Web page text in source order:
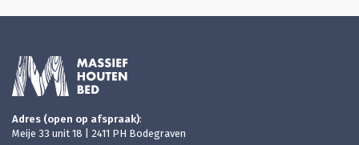
Adres (open op afspraak):
Meije 33 unit 18 | 2411 PH Bodegraven